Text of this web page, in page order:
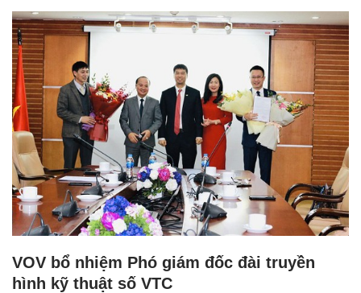
VOV bổ nhiệm Phó giám đốc đài truyền
hình kỹ thuật số VTC